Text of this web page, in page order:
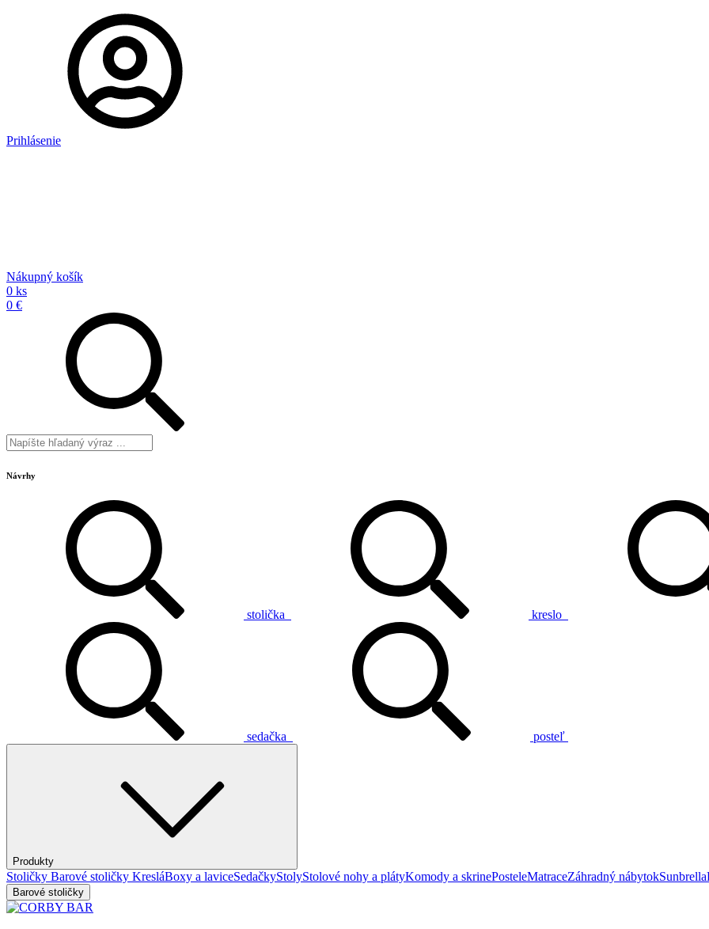
Prihlásenie
Nákupný košík
0 ks
0 €
Návrhy
stolička kreslo
sedačka posteľ
Produkty
Stoličky Barové stoličky KresláBoxy a laviceSedačkyStolyStolové nohy a plátyKomody a skrinePosteleMatraceZáhradný nábytokSunbrella
Barové stoličky